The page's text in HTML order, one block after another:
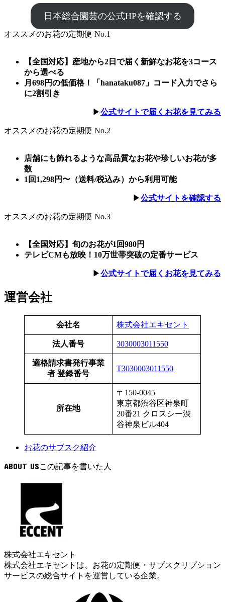
日本総合園芸の公式HPを確認する
オススメのお花の定期便 No.1
【全国対応】産地から2日で届く新鮮なお花を3コース
から選べる
月698円の低価格！「hanataku087」コード入力でさら
に2割引き
▶︎公式サイトで届くお花を見てみる
オススメのお花の定期便 No.2
店舗にも飾れるような高品質なお花や珍しいお花が多
数
1回1,298円〜（送料/税込み）から利用可能
▶︎公式サイト を確認する
オススメのお花の定期便 No.3
【全国対応】旬のお花が1回980円
テレビCMも放映！10万世帯突破の定番サービス
▶︎公式サイトで届くお花を見てみる
運営会社
会社名 株式会社エキセント
法人番号 3030003011550
適格請求書発行事業
者 登録番号
T3030003011550
所在地
〒150-0045
東京都渋谷区神泉町
20番21 クロスシー渋
谷神泉ビル404
お花のサブスク紹介
ABOUT US
株式会社エキセント
株式会社エキセントは、お花の定期便・サブスクリプション
サービスの総合サイトを運営している企業。